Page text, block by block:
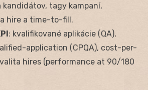
kandidátov, tagy kampaní,
hire a time-to-fill.
: kvalifikované aplikácie (QA),
application (CPQA), cost-per-
hires (performance at 90/180